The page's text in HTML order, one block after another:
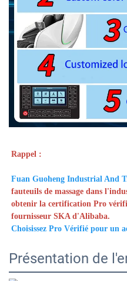
Rappel :
Fuan Guoheng Industrial And
fauteuils de massage dans
obtenir la certification Pro
fournisseur SKA d'Alibaba.
Choisissez Pro Vérifié pour un
Présentation de